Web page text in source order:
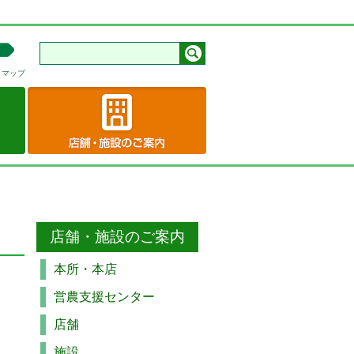
マップ
店舗・施設のご案内
本所・本店
営農支援センター
店舗